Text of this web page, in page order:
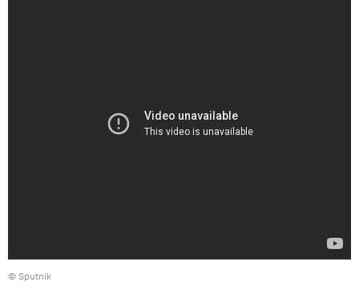
© Sputnik